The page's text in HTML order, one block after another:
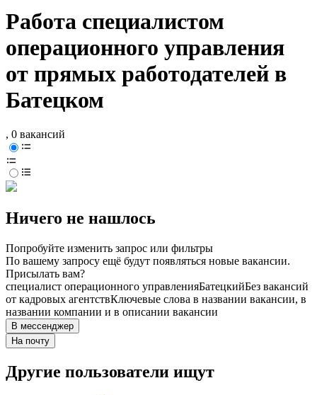
Работа специалистом
операционного управления
от прямых работодателей в
Батецком
, 0 вакансий
Ничего не нашлось
Попробуйте изменить запрос или фильтры
По вашему запросу ещё будут появляться новые вакансии.
Присылать вам?
специалист операционного управленияБатецкийБез вакансий
от кадровых агентствКлючевые слова в названии вакансии, в
названии компании и в описании вакансии
В мессенджер
На почту
Другие пользователи ищут